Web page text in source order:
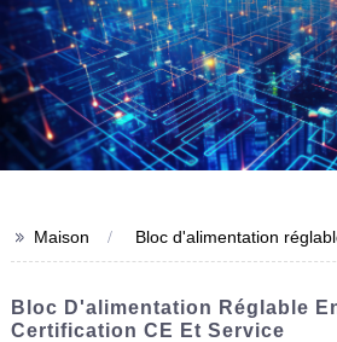
>> Maison Bloc d'alimentation
Bloc D'alimentation Réglable
Certification CE Et Service